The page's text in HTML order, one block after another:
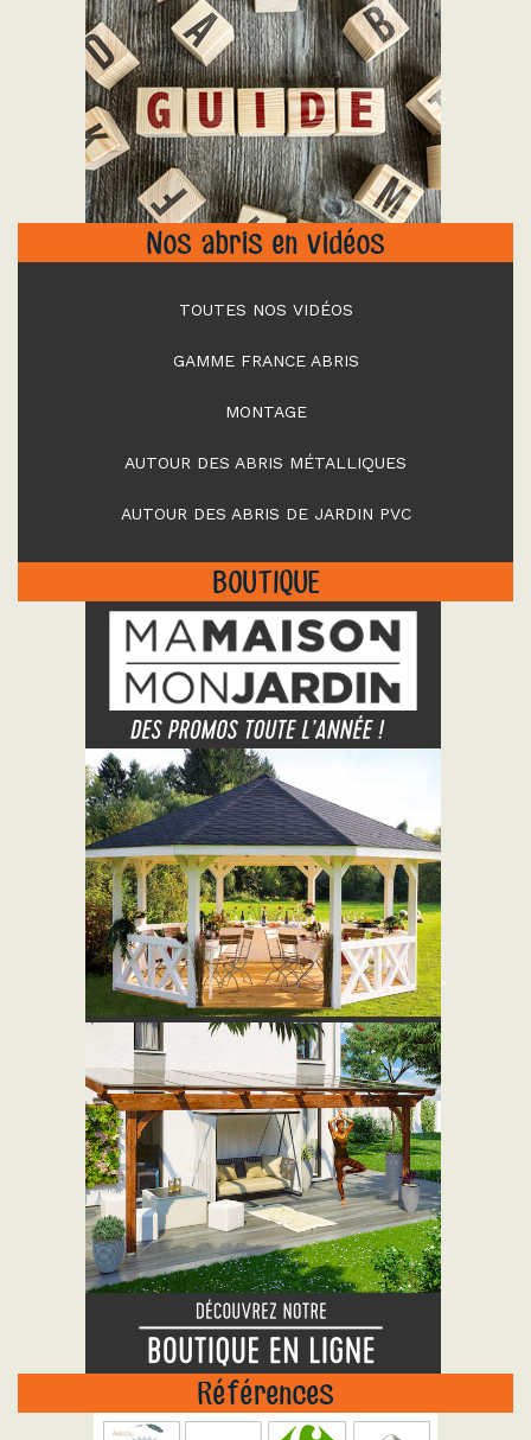
"
Nos abris en vidéos
TOUTES NOS VIDÉOS
GAMME FRANCE ABRIS
MONTAGE
AUTOUR DES ABRIS MÉTALLIQUES
AUTOUR DES ABRIS DE JARDIN PVC
BOUTIQUE
"
Références